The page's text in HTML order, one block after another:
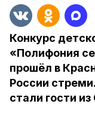
Конкурс
«Полифония
прошёл в
России
стали гости